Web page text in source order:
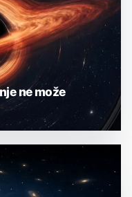
ne može